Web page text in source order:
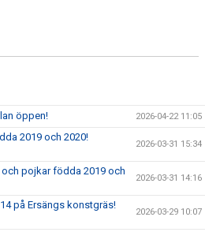
ICKE MEDLEMMAR
öppen! 2026-04-22 11:05
2019 och 2020!
2026-03-31 15:34
pojkar födda 2019 och
2026-03-31 14:16
på Ersängs konstgräs!
2026-03-29 10:07